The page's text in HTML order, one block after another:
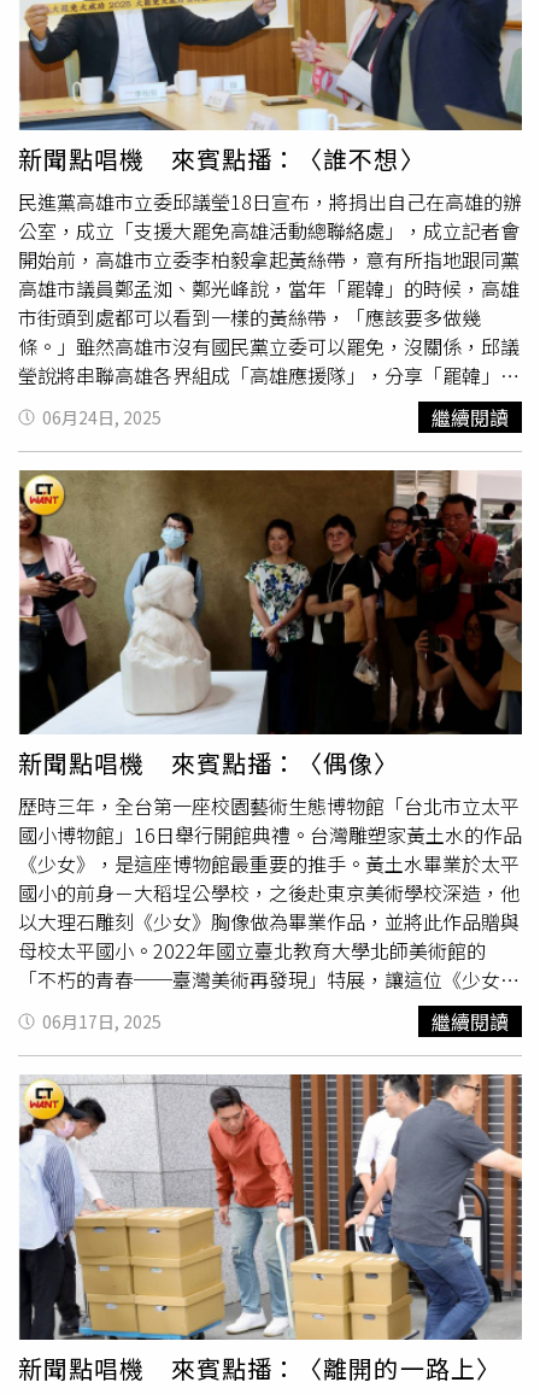
新聞點唱機 來賓點播：〈誰不想〉
民進黨高雄市立委邱議瑩18日宣布，將捐出自己在高雄的辦
公室，成立「支援大罷免高雄活動總聯絡處」，成立記者會
開始前，高雄市立委李柏毅拿起黃絲帶，意有所指地跟同黨
高雄市議員鄭孟洳、鄭光峰說，當年「罷韓」的時候，高雄
市街頭到處都可以看到一樣的黃絲帶，「應該要多做幾
條。」雖然高雄市沒有國民黨立委可以罷免，沒關係，邱議
瑩說將串聯高雄各界組成「高雄應援隊」，分享「罷韓」經
驗，展開全台罷免支援行動。他們早不講、晚不講，就在中
選會確定大罷免投票日期、總統賴清德啟動「團結國家十
講」之時。民進黨上下一心，全力衝刺大罷免，確實團結！
來賓點播，📢林宥嘉演唱，〈誰不想〉📢誰不想沿著幸福
走 誰不想一路牽著手誰不想猛烈爭吵後 擁抱沒有裂縫
06月24日, 2025 繼續閱讀
新聞點唱機 來賓點播：〈偶像〉
歷時三年，全台第一座校園藝術生態博物館「台北市立太平
國小博物館」16日舉行開館典禮。台灣雕塑家黃土水的作品
《少女》，是這座博物館最重要的推手。黃土水畢業於太平
國小的前身－大稻埕公學校，之後赴東京美術學校深造，他
以大理石雕刻《少女》胸像做為畢業作品，並將此作品贈與
母校太平國小。2022年國立臺北教育大學北師美術館的
「不朽的青春──臺灣美術再發現」特展，讓這位《少女》
引起大家的注意；之後在太平國小畢業的叔叔阿姨熱情支持
之下，以「聽得見讀書聲、聞得見稻穗香、看得見大稻埕歷
史、能親近黃土水傑作《少女》胸像」為使命，打造這座延
續黃土水精神的博物館。來賓點播，📢麋先生 MIXER feat.
五月天 阿信演唱，〈偶像〉📢從你的眼光 我是什麼樣有
多少理所當然的堅強才足夠力氣招架人來人往
06月17日, 2025 繼續閱讀
新聞點唱機 來賓點播：〈離開的一路上〉